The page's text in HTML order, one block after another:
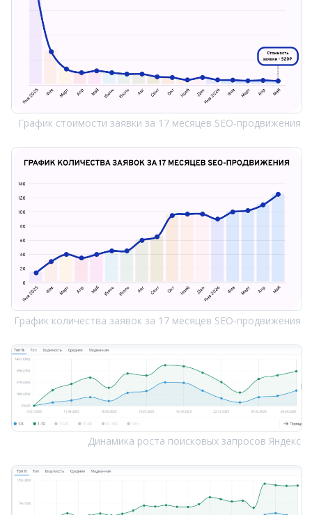
График стоимости заявки за 17 месяцев SEO‑продвижения
График количества заявок за 17 месяцев SEO‑продвижения
Динамика роста поисковых запросов Яндекс